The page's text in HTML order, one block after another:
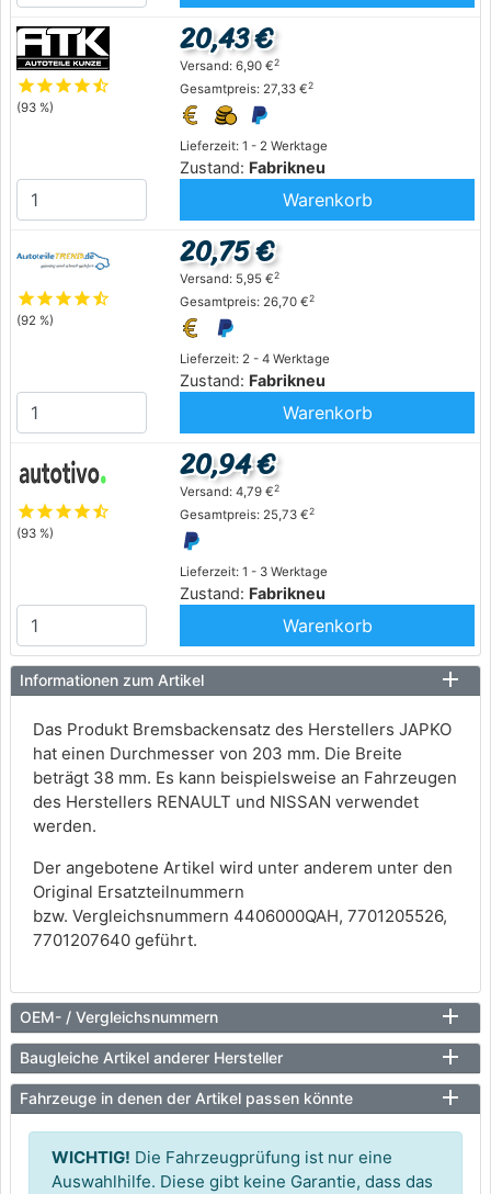
starstarstarstarstar_half
(93 %)
Lieferzeit: 1 - 2 Werktage
Zustand: Fabrikneu
20,43 €
Versand: 6,90 €2
Gesamtpreis: 27,33 €2
Warenkorb
starstarstarstarstar_half
(92 %)
Lieferzeit: 2 - 4 Werktage
Zustand: Fabrikneu
20,75 €
Versand: 5,95 €2
Gesamtpreis: 26,70 €2
Warenkorb
starstarstarstarstar_half
(93 %)
Lieferzeit: 1 - 3 Werktage
Zustand: Fabrikneu
20,94 €
Versand: 4,79 €2
Gesamtpreis: 25,73 €2
Warenkorb
Informationen zum Artikel
Das Produkt Bremsbackensatz des Herstellers JAPKO
hat einen Durchmesser von 203 mm. Die Breite
beträgt 38 mm. Es kann beispielsweise an Fahrzeugen
des Herstellers RENAULT und NISSAN verwendet
werden.
Der angebotene Artikel wird unter anderem unter den
Original Ersatzteilnummern
bzw. Vergleichsnummern 4406000QAH, 7701205526,
7701207640 geführt.
OEM- / Vergleichsnummern
Baugleiche Artikel anderer Hersteller
Fahrzeuge in denen der Artikel passen könnte
WICHTIG! Die Fahrzeugprüfung ist nur eine
Auswahlhilfe. Diese gibt keine Garantie, dass das